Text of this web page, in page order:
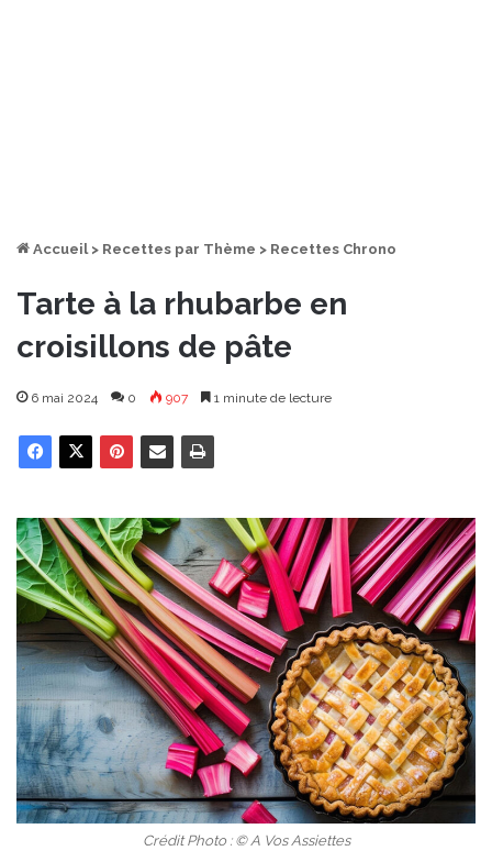
Accueil > Recettes par Thème > Recettes Chrono
Tarte à la rhubarbe en
croisillons de pâte
6 mai 2024 0 907 1 minute de lecture
Crédit Photo : © A Vos Assiettes